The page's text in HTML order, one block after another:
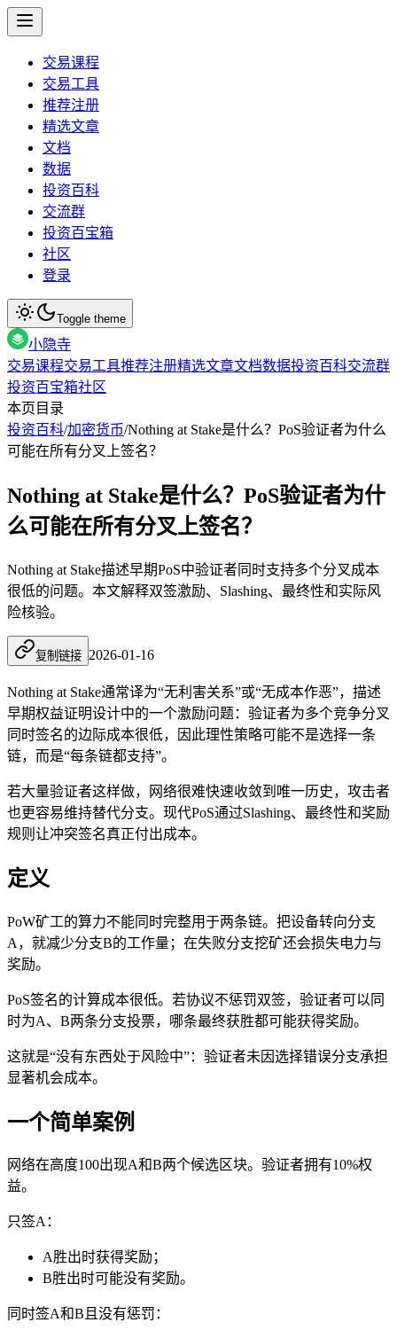
交易课程
交易工具
推荐注册
精选文章
文档
数据
投资百科
交流群
投资百宝箱
社区
登录
Toggle theme
小隐寺
交易课程交易工具推荐注册精选文章文档数据投资百科交流群
投资百宝箱社区
本页目录
投资百科/加密货币/Nothing at Stake是什么？PoS验证者为什么
可能在所有分叉上签名？
Nothing at Stake是什么？PoS验证者为什
么可能在所有分叉上签名？
Nothing at Stake描述早期PoS中验证者同时支持多个分叉成本
很低的问题。本文解释双签激励、Slashing、最终性和实际风
险核验。
复制链接 2026-01-16
Nothing at Stake通常译为“无利害关系”或“无成本作恶”，描述
早期权益证明设计中的一个激励问题：验证者为多个竞争分叉
同时签名的边际成本很低，因此理性策略可能不是选择一条
链，而是“每条链都支持”。
若大量验证者这样做，网络很难快速收敛到唯一历史，攻击者
也更容易维持替代分支。现代PoS通过Slashing、最终性和奖励
规则让冲突签名真正付出成本。
定义
PoW矿工的算力不能同时完整用于两条链。把设备转向分支
A，就减少分支B的工作量；在失败分支挖矿还会损失电力与
奖励。
PoS签名的计算成本很低。若协议不惩罚双签，验证者可以同
时为A、B两条分支投票，哪条最终获胜都可能获得奖励。
这就是“没有东西处于风险中”：验证者未因选择错误分支承担
显著机会成本。
一个简单案例
网络在高度100出现A和B两个候选区块。验证者拥有10%权
益。
只签A：
A胜出时获得奖励；
B胜出时可能没有奖励。
同时签A和B且没有惩罚：